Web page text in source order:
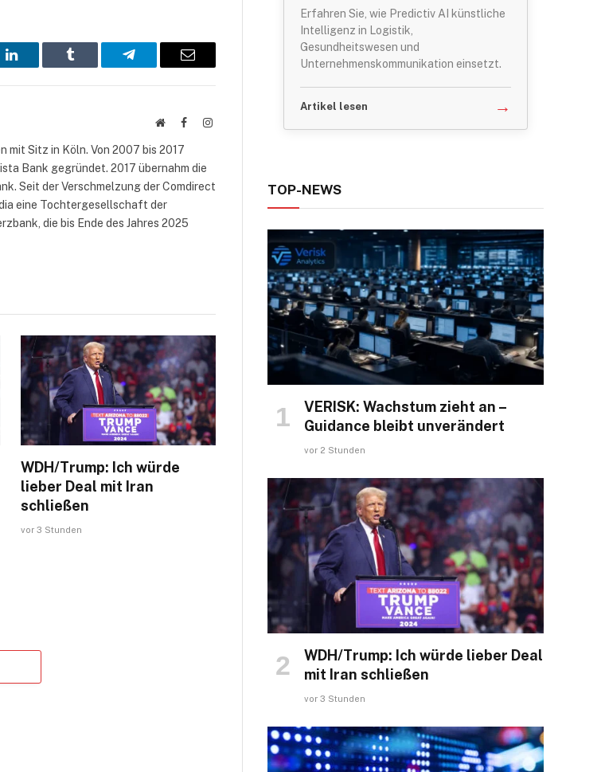
LinkedIn Tumblr Telegram E-
WebsiteFacebookInstagram
mit Sitz in Köln. Von 2007 bis 2017
Bank gegründet. 2017 übernahm die
Seit der Verschmelzung der Comdirect
eine Tochtergesellschaft der
die bis Ende des Jahres 2025
WDH/Trump: Ich würde
lieber Deal mit Iran
schließen
vor 3 Stunden
Erfahren Sie, wie Predictiv AI künstliche
Intelligenz in Logistik,
Gesundheitswesen und
Unternehmenskommunikation einsetzt.
Artikel lesen →
TOP-NEWS
VERISK: Wachstum zieht an –
Guidance bleibt unverändert
vor 2 Stunden
WDH/Trump: Ich würde lieber Deal
mit Iran schließen
vor 3 Stunden